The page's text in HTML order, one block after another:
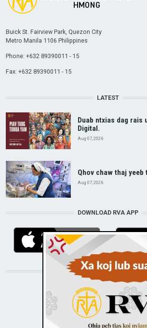
Buick St. Fairview Park, Quezon City
Metro Manila 1106 Philippines
Phone: +632 89390011 - 15
Fax: +632 89390011 - 15
LATEST
Duab ntxias dag rais
Digital.
Aug 07, 2026
Qhov chaw thaj
Aug 07, 2026
DOWNLOAD RVA APP
STAY CONNECTED WITH